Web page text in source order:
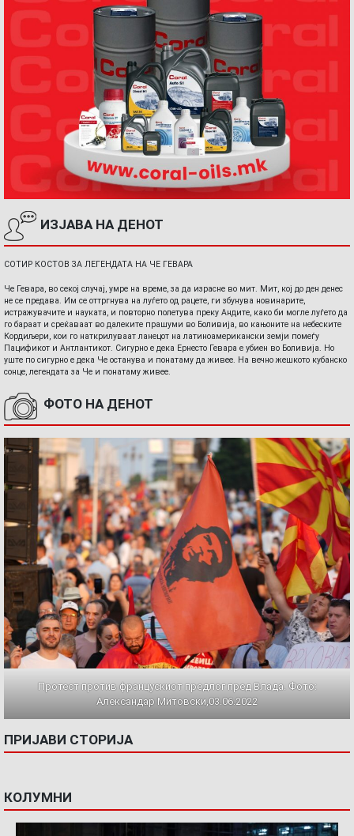
ИЗЈАВА НА ДЕНОТ
СОТИР КОСТОВ ЗА ЛЕГЕНДАТА НА ЧЕ ГЕВАРА
Че Гевара, во секој случај, умре на време, за да израсне во мит. Мит, кој до ден денес
не се предава. Им се оттргнува на луѓето од рацете, ги збунува новинарите,
истражувачите и науката, и повторно полетува преку Андите, како би могле луѓето да
го бараат и среќаваат во далеките прашуми во Боливија, во кањоните на небеските
Кордиљери, кои го наткрилуваат ланецот на латиноамерикански земји помеѓу
Пацификот и Антлантикот. Сигурно е дека Ернесто Гевара е убиен во Боливија. Но
уште по сигурно е дека Че останува и понатаму да живее. На вечно жешкото кубанско
сонце, легендата за Че и понатаму живее.
ФОТО НА ДЕНОТ
Протест против францускиот предлог пред Влада. Фото:
Александар Митовски,03.06.2022
ПРИЈАВИ СТОРИЈА
КОЛУМНИ